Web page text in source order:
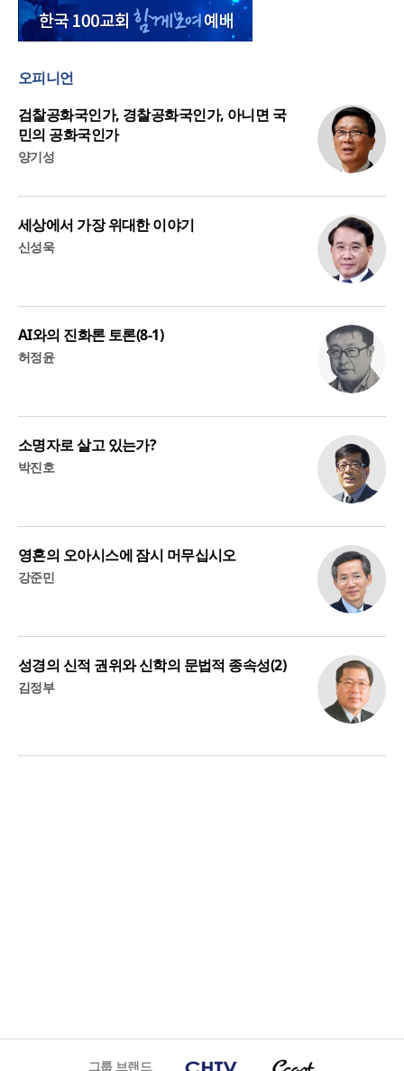
오피니언
검찰공화국인가, 경찰공화국인가, 아니면 국
민의 공화국인가
양기성
세상에서 가장 위대한 이야기
신성욱
AI와의 진화론 토론(8-1)
허정윤
소명자로 살고 있는가?
박진호
영혼의 오아시스에 잠시 머무십시오
강준민
성경의 신적 권위와 신학의 문법적 종속성(2)
김정부
그룹 브랜드